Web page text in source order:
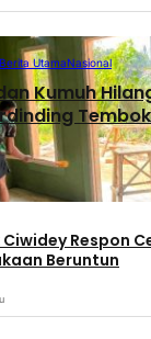
Berita UtamaNasional
Kumuh
Ciwidey Respon
Beruntun